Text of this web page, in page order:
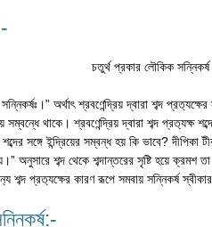
চতুর্থ প্রকার লৌকিক
সন্নিকর্ষঃ।” অর্থাৎ শ্রবণেন্দ্রিয় দ্বারা শব্দ
থাকে। শ্রবণেন্দ্রিয় দ্বারা শব্দ প্রত‍্যক্ষ
সঙ্গে ইন্দ্রিয়ের সম্বন্ধ হয় কি ভাবে? দীপিকা
অনুসারে শব্দ থেকে শব্দান্তরের সৃষ্টি হয়ে
শব্দ প্রত‍্যক্ষের কারণ রূপে সমবায় সন্নিকর্ষ